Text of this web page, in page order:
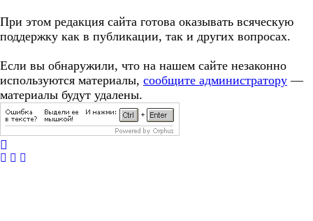
При этом редакция сайта готова оказывать всяческую
поддержку как в публикации, так и других вопросах.
Если вы обнаружили, что на нашем сайте незаконно
используются материалы, сообщите администратору —
материалы будут удалены.